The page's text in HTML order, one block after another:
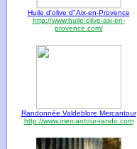
Huile d'olive d"Aix-en-Provence
http://www.huile-olive-aix-en-
provence.com/
Randonnée Valdeblore Mercantour
http://www.mercantour-rando.com